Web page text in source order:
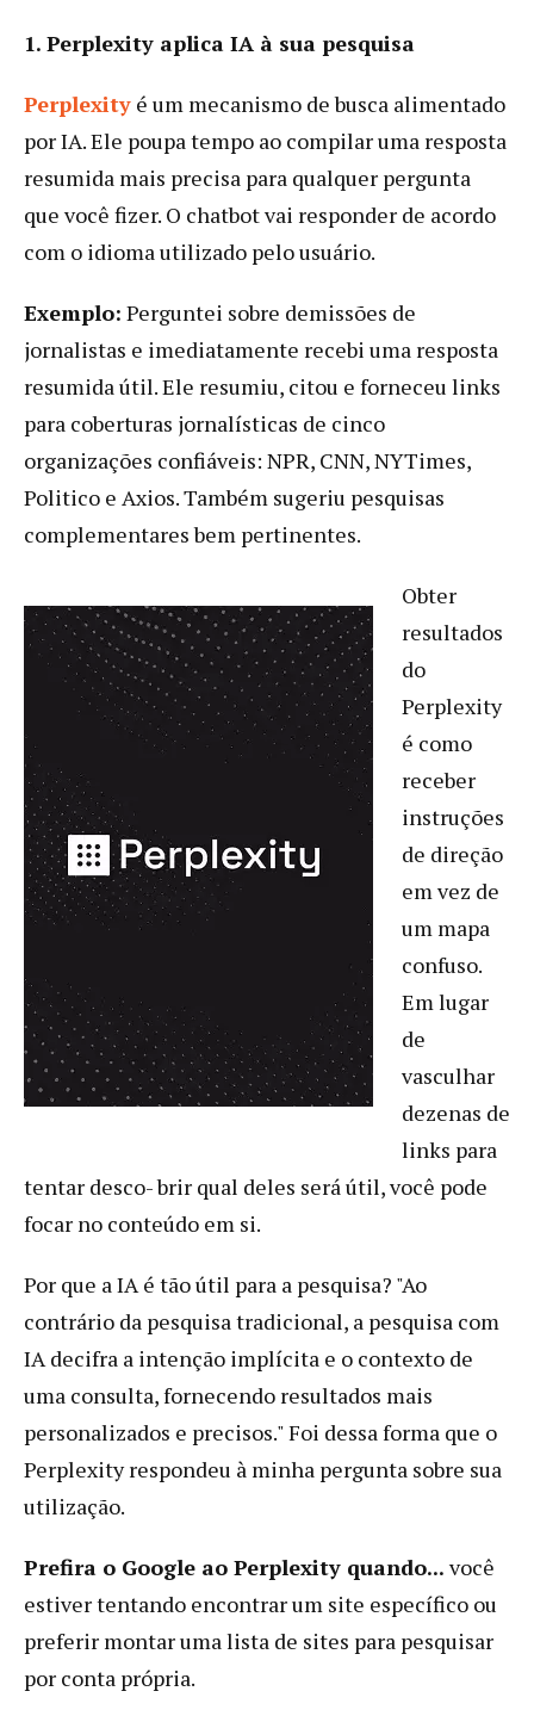
1. Perplexity aplica IA à sua pesquisa
Perplexity é um mecanismo de busca alimentado
por IA. Ele poupa tempo ao compilar uma resposta
resumida mais precisa para qualquer pergunta
que você fizer. O chatbot vai responder de acordo
com o idioma utilizado pelo usuário.
Exemplo: Perguntei sobre demissões de
jornalistas e imediatamente recebi uma resposta
resumida útil. Ele resumiu, citou e forneceu links
para coberturas jornalísticas de cinco
organizações confiáveis: NPR, CNN, NYTimes,
Politico e Axios. Também sugeriu pesquisas
complementares bem pertinentes.
Obter
resultados
do
Perplexity
é como
receber
instruções
de direção
em vez de
um mapa
confuso.
Em lugar
de
vasculhar
dezenas de
links para
tentar desco- brir qual deles será útil, você pode
focar no conteúdo em si.
Por que a IA é tão útil para a pesquisa? "Ao
contrário da pesquisa tradicional, a pesquisa com
IA decifra a intenção implícita e o contexto de
uma consulta, fornecendo resultados mais
personalizados e precisos." Foi dessa forma que o
Perplexity respondeu à minha pergunta sobre sua
utilização.
Prefira o Google ao Perplexity quando... você
estiver tentando encontrar um site específico ou
preferir montar uma lista de sites para pesquisar
por conta própria.